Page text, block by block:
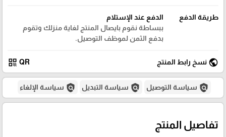
طريقة الدفع
الدفع عند الإستلام
ببساطة نقوم بايصال المنتج لغاية منزلك وتقوم
بدفع الثمن لموظف التوصيل.
public نسخ رابط المنتج QR
qr_code
policy سياسة التوصيل policy سياسة التبديل policy سياسة الإلغاء
تفاصيل المنتج